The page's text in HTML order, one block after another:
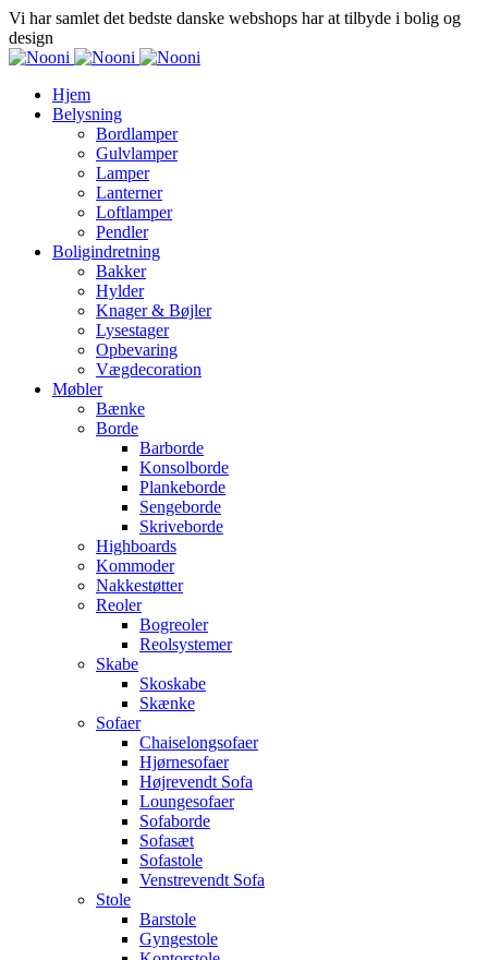
Vi har samlet det bedste danske webshops har at tilbyde i bolig og
design
Hjem
Belysning
Bordlamper
Gulvlamper
Lamper
Lanterner
Loftlamper
Pendler
Boligindretning
Bakker
Hylder
Knager & Bøjler
Lysestager
Opbevaring
Vægdecoration
Møbler
Bænke
Borde
Barborde
Konsolborde
Plankeborde
Sengeborde
Skriveborde
Highboards
Kommoder
Nakkestøtter
Reoler
Bogreoler
Reolsystemer
Skabe
Skoskabe
Skænke
Sofaer
Chaiselongsofaer
Hjørnesofaer
Højrevendt Sofa
Loungesofaer
Sofaborde
Sofasæt
Sofastole
Venstrevendt Sofa
Stole
Barstole
Gyngestole